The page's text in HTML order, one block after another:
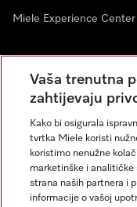
Miele Experience
Newsletter
Vaša trenutna
zahtijevaju
Kako bi osigurala
tvrtka Miele koristi
koristimo nenužne
marketinške i
strana naših partnera i
informacije o vašoj